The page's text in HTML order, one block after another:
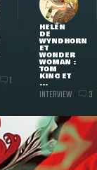
1
HELEN
DE
WYNDHORN
ET
WONDER
WOMAN :
TOM
KING ET
...
INTERVIEW 3